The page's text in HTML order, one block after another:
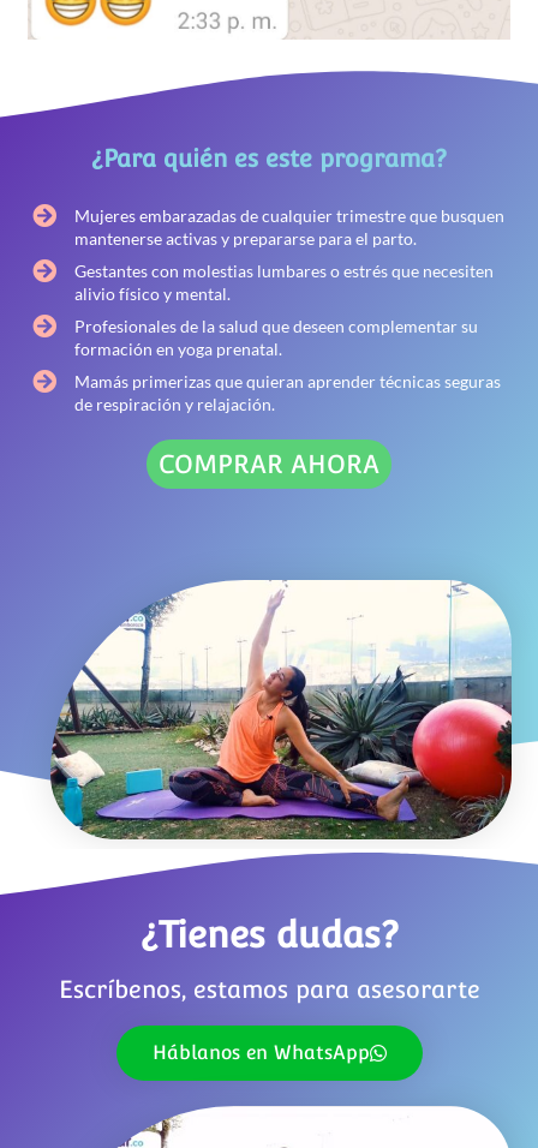
¿Para quién es este programa?
Mujeres embarazadas de cualquier trimestre que busquen
mantenerse activas y prepararse para el parto.
Gestantes con molestias lumbares o estrés que necesiten
alivio físico y mental.
Profesionales de la salud que deseen complementar su
formación en yoga prenatal.
Mamás primerizas que quieran aprender técnicas seguras
de respiración y relajación.
COMPRAR AHORA
¿Tienes dudas?
Escríbenos, estamos para asesorarte
Háblanos en WhatsApp